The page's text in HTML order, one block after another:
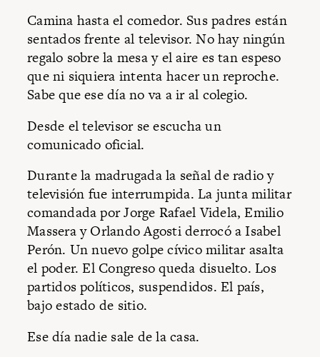
Camina hasta el comedor. Sus padres están
sentados frente al televisor. No hay ningún
regalo sobre la mesa y el aire es tan espeso
que ni siquiera intenta hacer un reproche.
Sabe que ese día no va a ir al colegio.
Desde el televisor se escucha un
comunicado oficial.
Durante la madrugada la señal de radio y
televisión fue interrumpida. La junta militar
comandada por Jorge Rafael Videla, Emilio
Massera y Orlando Agosti derrocó a Isabel
Perón. Un nuevo golpe cívico militar asalta
el poder. El Congreso queda disuelto. Los
partidos políticos, suspendidos. El país,
bajo estado de sitio.
Ese día nadie sale de la casa.